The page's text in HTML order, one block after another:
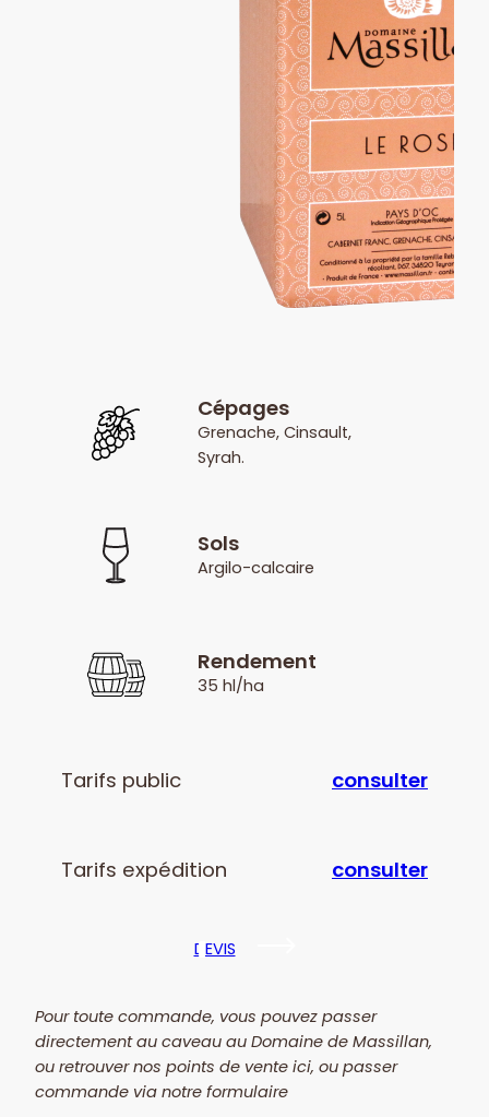
Cépages
Grenache, Cinsault,
Syrah.
Sols
Argilo-calcaire
Rendement
35 hl/ha
Tarifs public consulter
Tarifs expédition consulter
DEVIS
Pour toute commande, vous pouvez passer
directement au caveau au Domaine de Massillan,
ou retrouver nos points de vente ici, ou passer
commande via notre formulaire